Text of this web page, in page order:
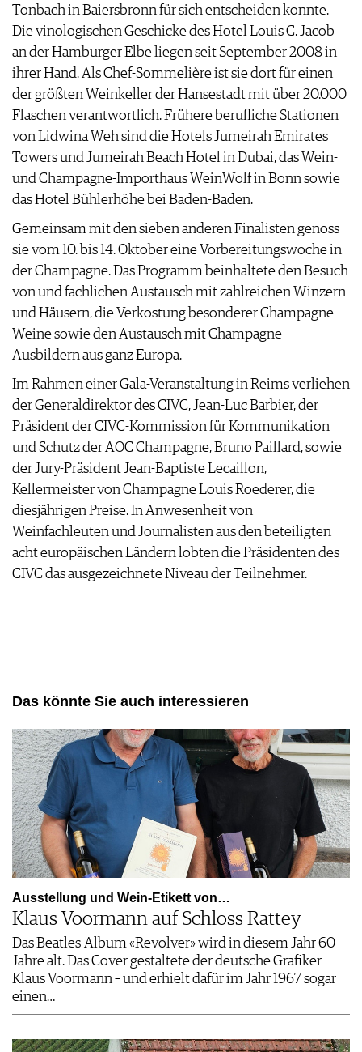
Tonbach in Baiersbronn für sich entscheiden konnte.
Die vinologischen Geschicke des Hotel Louis C. Jacob
an der Hamburger Elbe liegen seit September 2008 in
ihrer Hand. Als Chef-Sommelière ist sie dort für einen
der größten Weinkeller der Hansestadt mit über 20.000
Flaschen verantwortlich. Frühere berufliche Stationen
von Lidwina Weh sind die Hotels Jumeirah Emirates
Towers und Jumeirah Beach Hotel in Dubai, das Wein-
und Champagne-Importhaus WeinWolf in Bonn sowie
das Hotel Bühlerhöhe bei Baden-Baden.
Gemeinsam mit den sieben anderen Finalisten genoss
sie vom 10. bis 14. Oktober eine Vorbereitungswoche in
der Champagne. Das Programm beinhaltete den Besuch
von und fachlichen Austausch mit zahlreichen Winzern
und Häusern, die Verkostung besonderer Champagne-
Weine sowie den Austausch mit Champagne-
Ausbildern aus ganz Europa.
Im Rahmen einer Gala-Veranstaltung in Reims verliehen
der Generaldirektor des CIVC, Jean-Luc Barbier, der
Präsident der CIVC-Kommission für Kommunikation
und Schutz der AOC Champagne, Bruno Paillard, sowie
der Jury-Präsident Jean-Baptiste Lecaillon,
Kellermeister von Champagne Louis Roederer, die
diesjährigen Preise. In Anwesenheit von
Weinfachleuten und Journalisten aus den beteiligten
acht europäischen Ländern lobten die Präsidenten des
CIVC das ausgezeichnete Niveau der Teilnehmer.
Das könnte Sie auch interessieren
Ausstellung und Wein-Etikett von…
Klaus Voormann auf Schloss Rattey
Das Beatles-Album «Revolver» wird in diesem Jahr 60
Jahre alt. Das Cover gestaltete der deutsche Grafiker
Klaus Voormann – und erhielt dafür im Jahr 1967 sogar
einen…